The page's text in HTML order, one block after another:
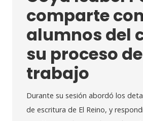
comparte
alumnos del
su proceso de
trabajo
Durante su sesión abordó los
de escritura de El Reino, y